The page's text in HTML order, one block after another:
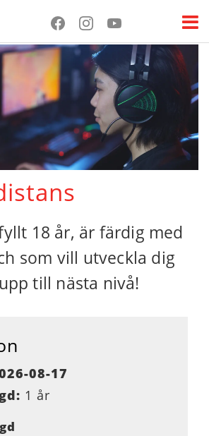
18 år, är färdig med
som vill utveckla dig
till nästa nivå!
08-17
1 år